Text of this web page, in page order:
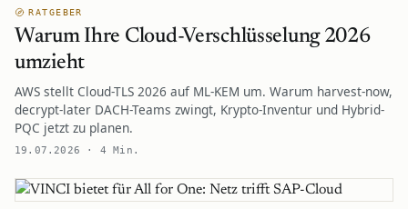
RATGEBER
Warum Ihre Cloud-Verschlüsselung 2026
umzieht
AWS stellt Cloud-TLS 2026 auf ML-KEM um. Warum harvest-now,
decrypt-later DACH-Teams zwingt, Krypto-Inventur und Hybrid-
PQC jetzt zu planen.
19.07.2026 · 4 Min.